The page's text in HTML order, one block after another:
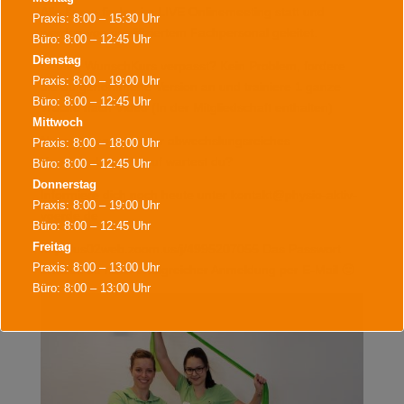
Alle Kurse finden im LIVE Onlinemeeting statt und
werden von qualifiziertem Fachpersonal geleitet.
Deinen WunschKurs verpasst? Kein Problem, fordere
die aufgenommene Version an und trainiere 1 ganze
Woche nach Video (In der Mitgliedschaft enthalten)
Nutze ab sofort unser abwechslungsreiches
Kursangebot. Worauf wartest du?
Informiere dich noch heute unter kontakt@physio-aktiv-
http://us02web.zoom.us/j/4995207055 Das Passwort
erhältst du nach erfolgreicher Anmeldung per E-Mail 🙂
Praxis: 8:00 – 15:30 Uhr
Büro: 8:00 – 12:45 Uhr
Dienstag
Praxis: 8:00 – 19:00 Uhr
Büro: 8:00 – 12:45 Uhr
Mittwoch
Praxis: 8:00 – 18:00 Uhr
Büro: 8:00 – 12:45 Uhr
Donnerstag
Praxis: 8:00 – 19:00 Uhr
Büro: 8:00 – 12:45 Uhr
Freitag
Praxis: 8:00 – 13:00 Uhr
Büro: 8:00 – 13:00 Uhr
Während der Bürozeiten sind wir für Terminvereinbarungen,
Terminabsagen, Rezeptannahmen und alles Wichtige für sie da.
Weiter Termine sind nach Vereinbarung möglich.